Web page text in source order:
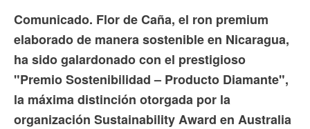
Comunicado. Flor de Caña, el ron premium
elaborado de manera sostenible en Nicaragua,
ha sido galardonado con el prestigioso
"Premio Sostenibilidad – Producto Diamante",
la máxima distinción otorgada por la
organización Sustainability Award en Australia